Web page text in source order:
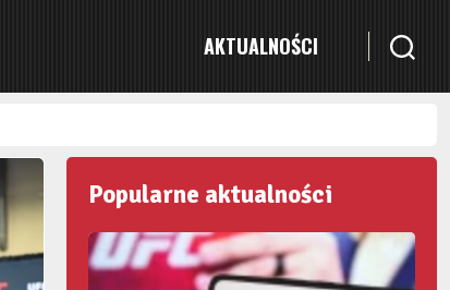
AKTUALNOŚCI
Popularne aktualności